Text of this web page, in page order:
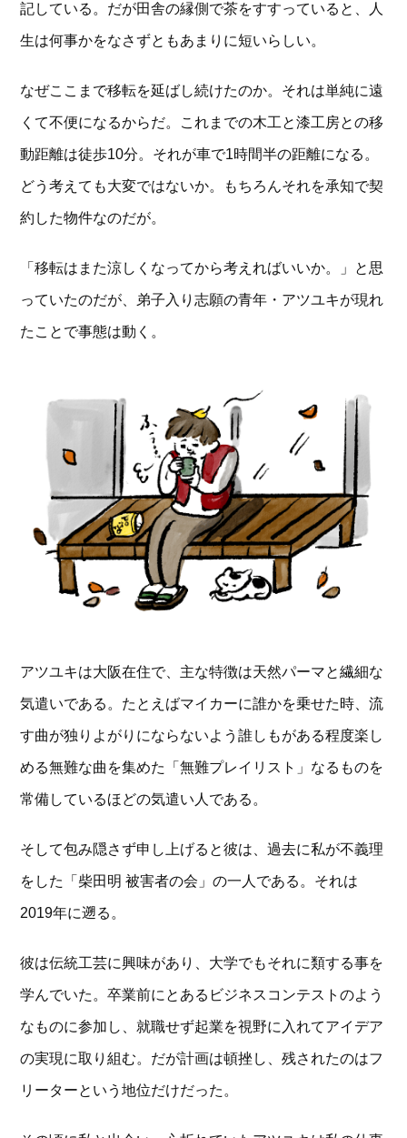
記している。だが田舎の縁側で茶をすすっていると、人
生は何事かをなさずともあまりに短いらしい。
なぜここまで移転を延ばし続けたのか。それは単純に遠
くて不便になるからだ。これまでの木工と漆工房との移
動距離は徒歩10分。それが車で1時間半の距離になる。
どう考えても大変ではないか。もちろんそれを承知で契
約した物件なのだが。
「移転はまた涼しくなってから考えればいいか。」と思
っていたのだが、弟子入り志願の青年・アツユキが現れ
たことで事態は動く。
アツユキは大阪在住で、主な特徴は天然パーマと繊細な
気遣いである。たとえばマイカーに誰かを乗せた時、流
す曲が独りよがりにならないよう誰しもがある程度楽し
める無難な曲を集めた「無難プレイリスト」なるものを
常備しているほどの気遣い人である。
そして包み隠さず申し上げると彼は、過去に私が不義理
をした「柴田明 被害者の会」の一人である。それは
2019年に遡る。
彼は伝統工芸に興味があり、大学でもそれに類する事を
学んでいた。卒業前にとあるビジネスコンテストのよう
なものに参加し、就職せず起業を視野に入れてアイデア
の実現に取り組む。だが計画は頓挫し、残されたのはフ
リーターという地位だけだった。